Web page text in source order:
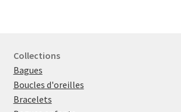
Collections
Bagues
Boucles d'oreilles
Bracelets